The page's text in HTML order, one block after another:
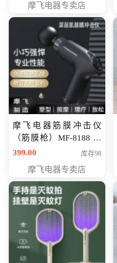
摩飞电器专卖店
摩飞电器筋膜冲击仪
（筋膜枪）MF-8188 会
员专享价268元
399.00 库存98
摩飞电器专卖店